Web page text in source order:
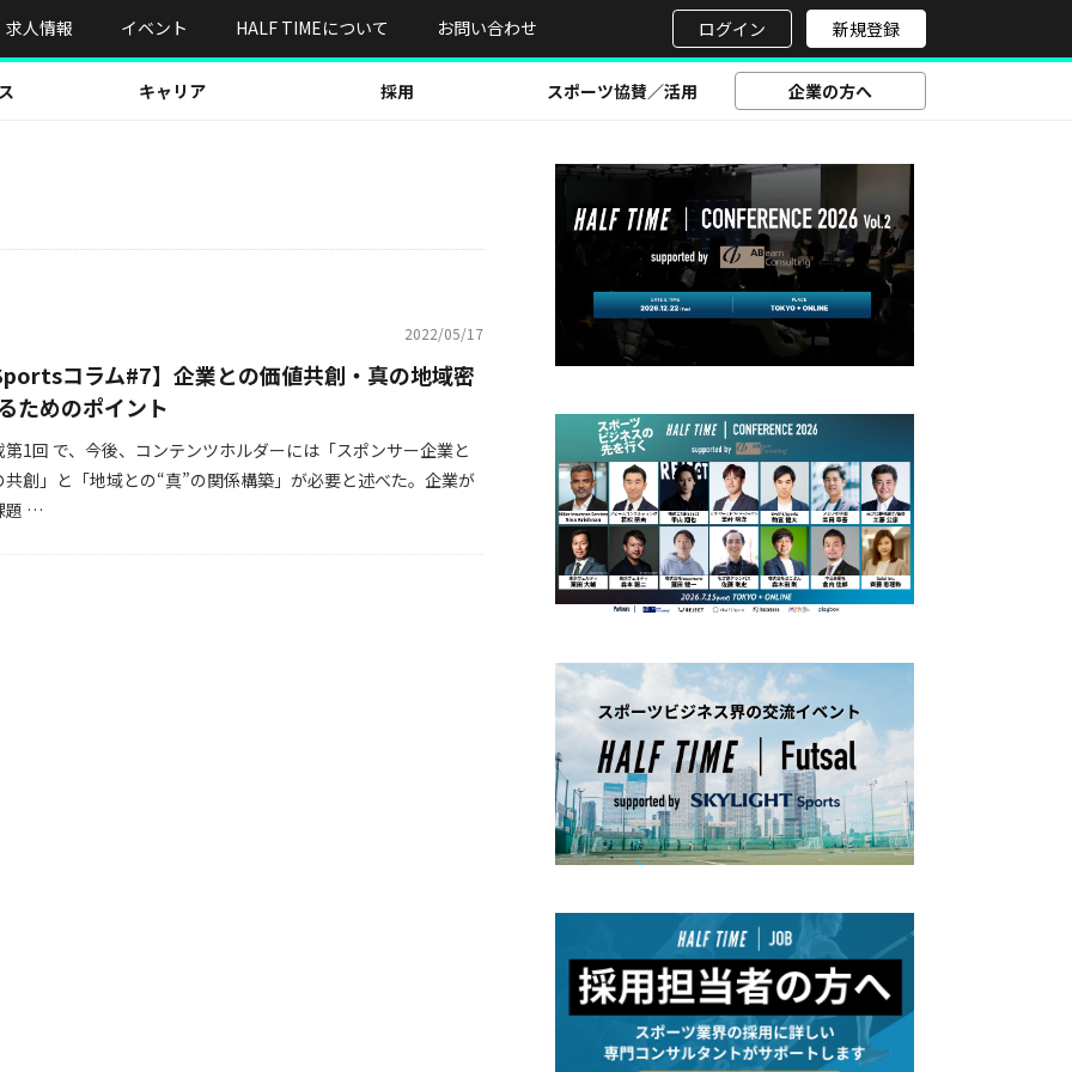
求人情報 イベント HALF TIMEについて お問い合わせ ログイン 新規登録
キャリア 採用 スポーツ協賛／活用 企業の方へ
2022/05/17
コラム#7】企業との価値共創・真の地域密
ためのポイント
1回 で、今後、コンテンツホルダーには「スポンサー企業と
共創」と「地域との“真”の関係構築」が必要と述べた。企業が
題 …